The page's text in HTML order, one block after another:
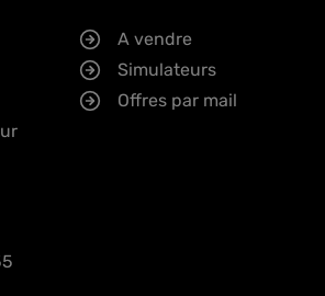
A vendre
Simulateurs
Offres par mail